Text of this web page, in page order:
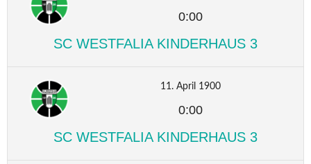
0:00
SC WESTFALIA KINDERHAUS 3
11. April 1900
0:00
SC WESTFALIA KINDERHAUS 3